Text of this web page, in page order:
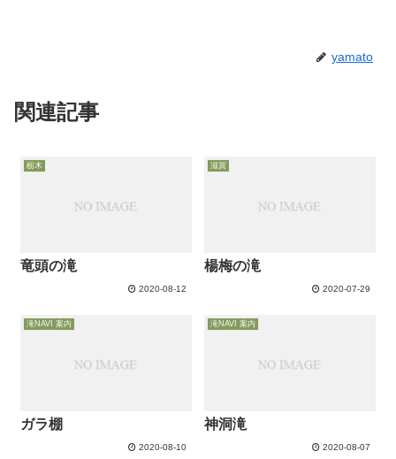
yamato
関連記事
栃木
竜頭の滝
2020-08-12
滋賀
楊梅の滝
2020-07-29
滝NAVI 案内
ガラ棚
2020-08-10
滝NAVI 案内
神洞滝
2020-08-07